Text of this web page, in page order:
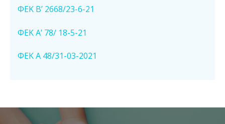
ΦΕΚ Β’ 2668/23-6-21
ΦΕΚ Α’ 78/ 18-5-21
ΦΕΚ Α 48/31-03-2021